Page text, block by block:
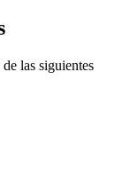
las siguientes